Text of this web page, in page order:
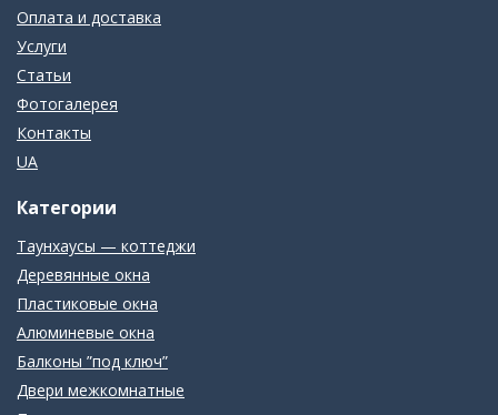
Оплата и доставка
Услуги
Статьи
Фотогалерея
Контакты
UA
Категории
Таунхаусы — коттеджи
Деревянные окна
Пластиковые окна
Алюминевые окна
Балконы ”под ключ”
Двери межкомнатные